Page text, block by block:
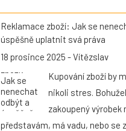
Reklamace zboží: Jak se
úspěšně uplatnit svá práva
18 prosince 2025 -Vítězslav
Kupování zboží by
nikoli stres.
zakoupený výrobek
představám, má vadu, nebo se